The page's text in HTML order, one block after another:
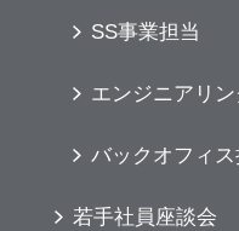
SS事業担当
エンジニアリン
バックオフィス
若手社員座談会